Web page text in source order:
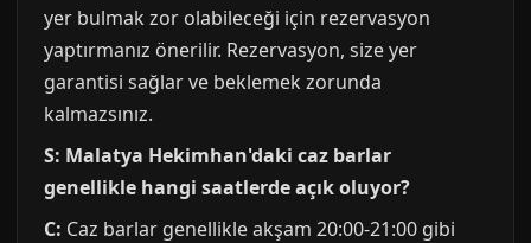
yer bulmak zor olabileceği için rezervasyon
yaptırmanız önerilir. Rezervasyon, size yer
garantisi sağlar ve beklemek zorunda
kalmazsınız.
S: Malatya Hekimhan'daki caz barlar
genellikle hangi saatlerde açık oluyor?
C: Caz barlar genellikle akşam 20:00-21:00 gibi